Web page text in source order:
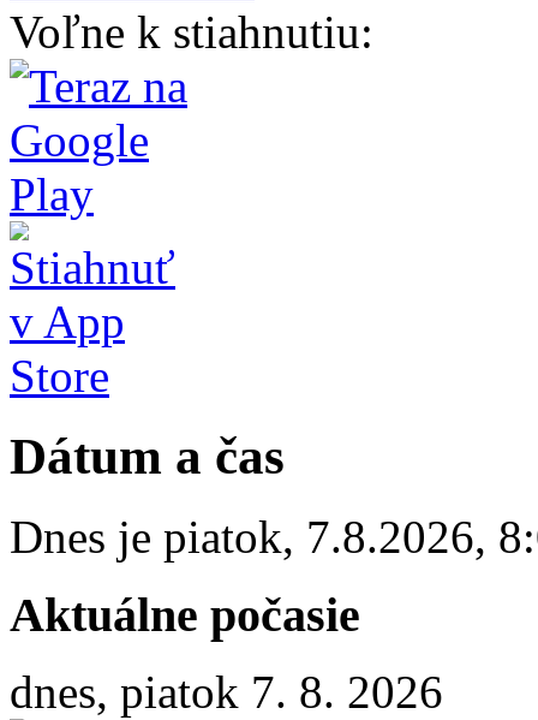
Voľne k stiahnutiu:
Dátum a čas
Dnes je piatok, 7.8.2026,
Aktuálne počasie
dnes, piatok 7. 8. 2026